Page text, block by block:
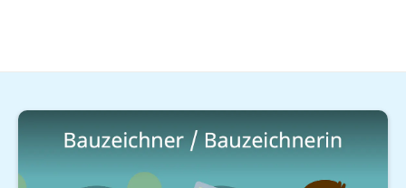
Handwerk & Industrie
Bauzeichner / Bauzeichnerin
Ausbildung